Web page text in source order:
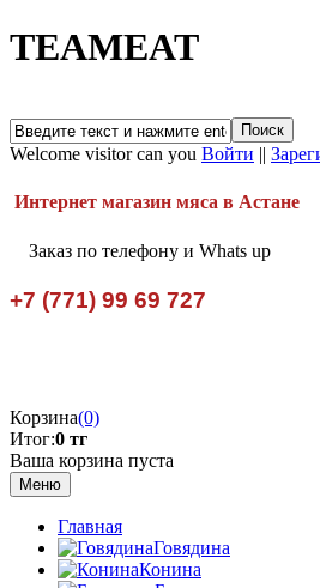
TEAMEAT
Welcome visitor can you Войти ||
Интернет магазин мяса в Астане
Заказ по телефону и Whats up
+7 (771) 99 69 727
Корзина(0)
Итог:0 тг
Ваша корзина пуста
Меню
Главная
Говядина
Конина